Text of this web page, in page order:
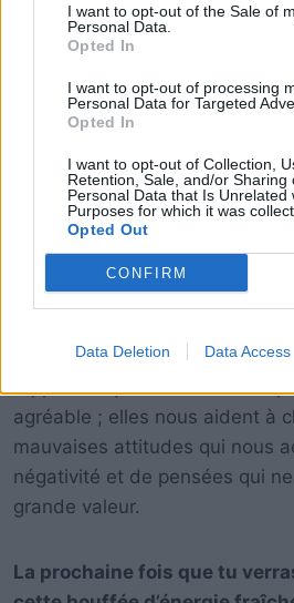
I want to opt-out of the Sale of
Personal Data.
Opted In
I want to opt-out of processing
Personal Data for Targeted
Opted In
I want to opt-out of Collection,
Retention, Sale, and/or Sharing
Personal Data that Is Unrelated
Purposes for which it was
Opted Out
CONFIRM
Data Deletion Data Access
enfantine et féerique dans
rappellent que la vie est faite
agréable ; elles nous aident à
mauvaises attitudes qui nous
négativité et de pensées qui
grande valeur.
La prochaine fois que tu